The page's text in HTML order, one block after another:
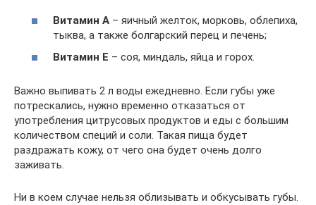
Витамин А – яичный желток, морковь, облепиха,
тыква, а также болгарский перец и печень;
Витамин Е – соя, миндаль, яйца и горох.
Важно выпивать 2 л воды ежедневно. Если губы уже
потрескались, нужно временно отказаться от
употребления цитрусовых продуктов и еды с большим
количеством специй и соли. Такая пища будет
раздражать кожу, от чего она будет очень долго
заживать.
Ни в коем случае нельзя облизывать и обкусывать губы.